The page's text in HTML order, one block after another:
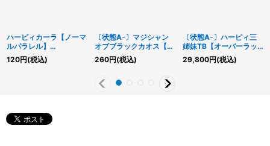
ハーピィカーラ【ノーマ
ルパラレル】
{RD/TB01-JP009}
《RDモンスター》
120円(税込)
〔状態A-〕マジシャン
オブブラックカオス【ウ
ルトラ】{RD/SD0E-
JP001}《RDリチュア
260円(税込)
〔状態A-〕ハーピィ三
姉妹TB【オーバーラッ
シュレア】{RD/SD0D-
JPS01}《RDフュージョ
29,800円(税込)